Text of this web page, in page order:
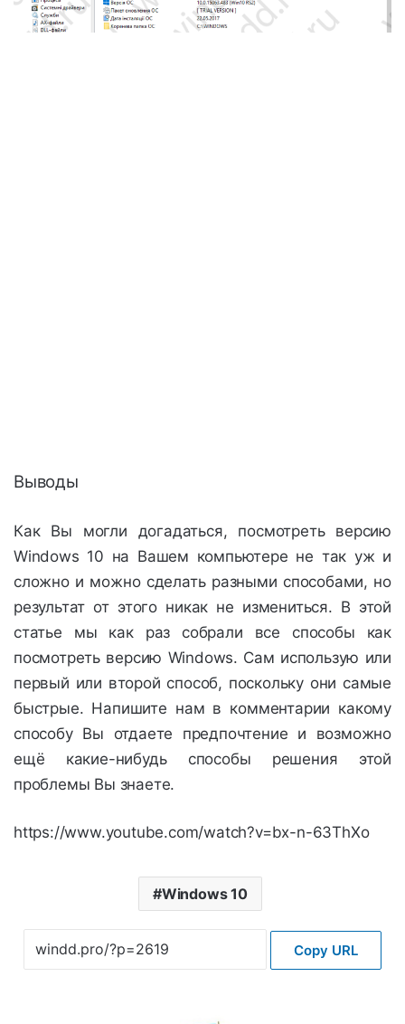
Выводы
Как Вы могли догадаться, посмотреть версию
Windows 10 на Вашем компьютере не так уж и
сложно и можно сделать разными способами, но
результат от этого никак не измениться. В этой
статье мы как раз собрали все способы как
посмотреть версию Windows. Сам использую или
первый или второй способ, поскольку они самые
быстрые. Напишите нам в комментарии какому
способу Вы отдаете предпочтение и возможно
ещё какие-нибудь способы решения этой
проблемы Вы знаете.
https://www.youtube.com/watch?v=bx-n-63ThXo
Windows 10
Copy URL